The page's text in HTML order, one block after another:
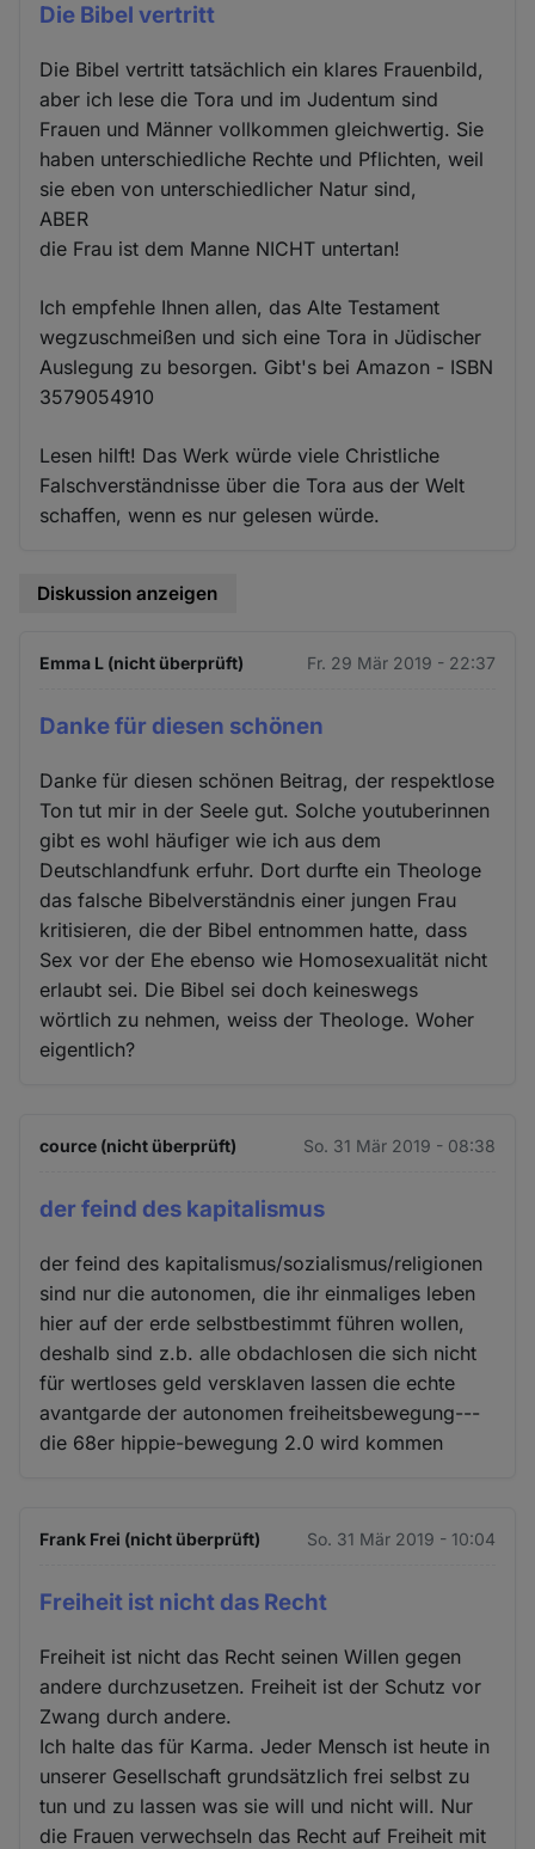
Die Bibel vertritt
Die Bibel vertritt tatsächlich ein klares Frauenbild,
aber ich lese die Tora und im Judentum sind
Frauen und Männer vollkommen gleichwertig. Sie
haben unterschiedliche Rechte und Pflichten, weil
sie eben von unterschiedlicher Natur sind,
ABER
die Frau ist dem Manne NICHT untertan!
Ich empfehle Ihnen allen, das Alte Testament
wegzuschmeißen und sich eine Tora in Jüdischer
Auslegung zu besorgen. Gibt's bei Amazon - ISBN
3579054910
Lesen hilft! Das Werk würde viele Christliche
Falschverständnisse über die Tora aus der Welt
schaffen, wenn es nur gelesen würde.
Diskussion anzeigen
Emma L (nicht überprüft) Fr. 29 Mär 2019 - 22:37
Danke für diesen schönen
Danke für diesen schönen Beitrag, der respektlose
Ton tut mir in der Seele gut. Solche youtuberinnen
gibt es wohl häufiger wie ich aus dem
Deutschlandfunk erfuhr. Dort durfte ein Theologe
das falsche Bibelverständnis einer jungen Frau
kritisieren, die der Bibel entnommen hatte, dass
Sex vor der Ehe ebenso wie Homosexualität nicht
erlaubt sei. Die Bibel sei doch keineswegs
wörtlich zu nehmen, weiss der Theologe. Woher
eigentlich?
cource (nicht überprüft) So. 31 Mär 2019 - 08:38
der feind des kapitalismus
der feind des kapitalismus/sozialismus/religionen
sind nur die autonomen, die ihr einmaliges leben
hier auf der erde selbstbestimmt führen wollen,
deshalb sind z.b. alle obdachlosen die sich nicht
für wertloses geld versklaven lassen die echte
avantgarde der autonomen freiheitsbewegung---
die 68er hippie-bewegung 2.0 wird kommen
Frank Frei (nicht überprüft) So. 31 Mär 2019 - 10:04
Freiheit ist nicht das Recht
Freiheit ist nicht das Recht seinen Willen gegen
andere durchzusetzen. Freiheit ist der Schutz vor
Zwang durch andere.
Ich halte das für Karma. Jeder Mensch ist heute in
unserer Gesellschaft grundsätzlich frei selbst zu
tun und zu lassen was sie will und nicht will. Nur
die Frauen verwechseln das Recht auf Freiheit mit